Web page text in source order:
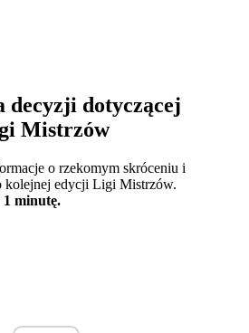
decyzji dotyczącej
Mistrzów
o rzekomym skróceniu i
kolejnej edycji Ligi Mistrzów.
1 minutę.